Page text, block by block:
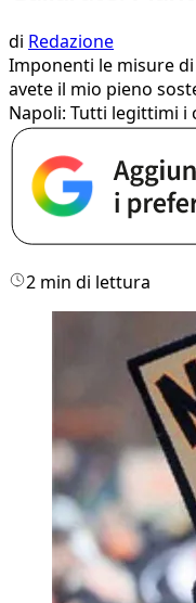
di Redazione
Imponenti le misure
avete il mio pieno
Napoli: Tutti legittimi i
2 min di lettura